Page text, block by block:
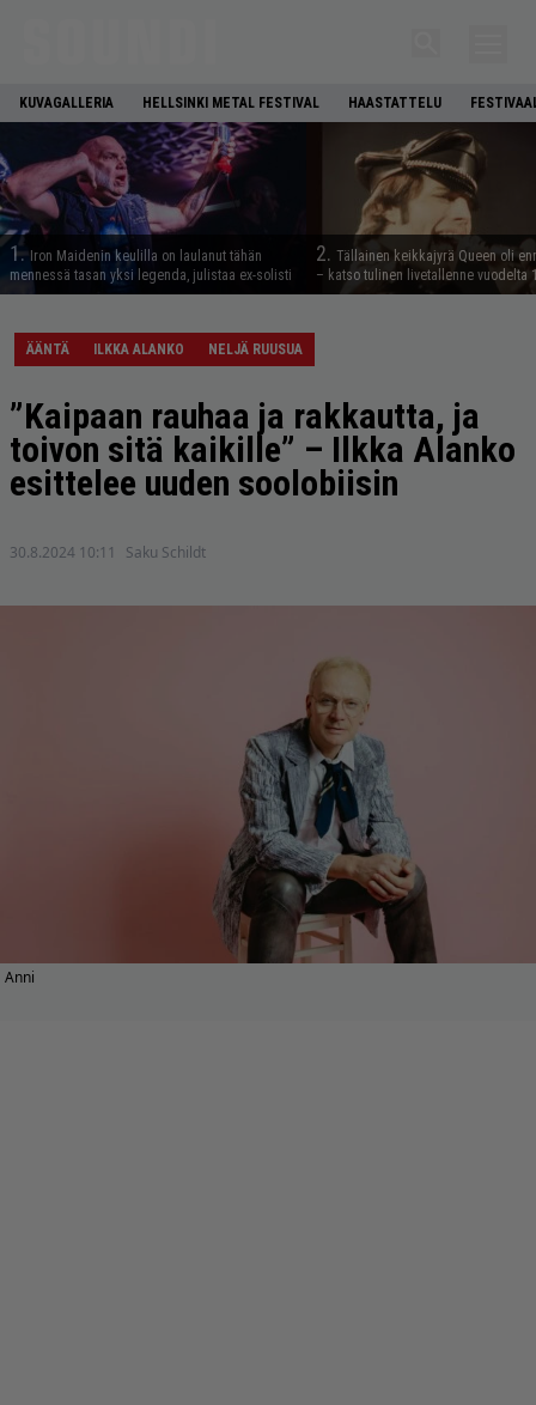
KUVAGALLERIA HELLSINKI METAL FESTIVAL HAASTATTELU
1. Iron Maidenin keulilla on laulanut tähän
mennessä tasan yksi legenda, julistaa ex-solisti
2. Tällainen keikkajyrä Queen oli
– katso tulinen livetallenne vuodelta
ÄÄNTÄ ILKKA ALANKO NELJÄ RUUSUA
”Kaipaan rauhaa ja rakkautta, ja
toivon sitä kaikille” – Ilkka Alanko
esittelee uuden soolobiisin
30.8.2024 10:11 Saku Schildt
Anni